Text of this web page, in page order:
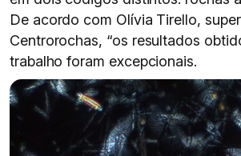
De acordo com Olívia Tirello,
Centrorochas, “os resultados
trabalho foram excepcionais.